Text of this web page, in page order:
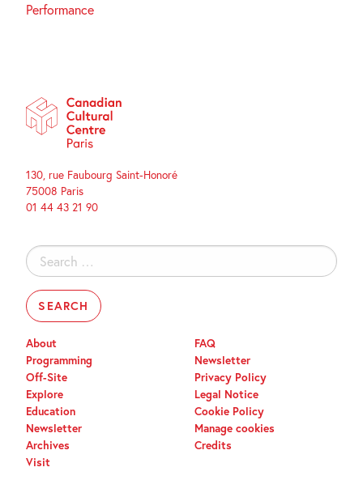
Performance
130, rue Faubourg Saint-Honoré
75008 Paris
01 44 43 21 90
Search
for:
About
Programming
Off-Site
Explore
Education
Newsletter
Archives
Visit
FAQ
Newsletter
Privacy Policy
Legal Notice
Cookie Policy
Manage cookies
Credits